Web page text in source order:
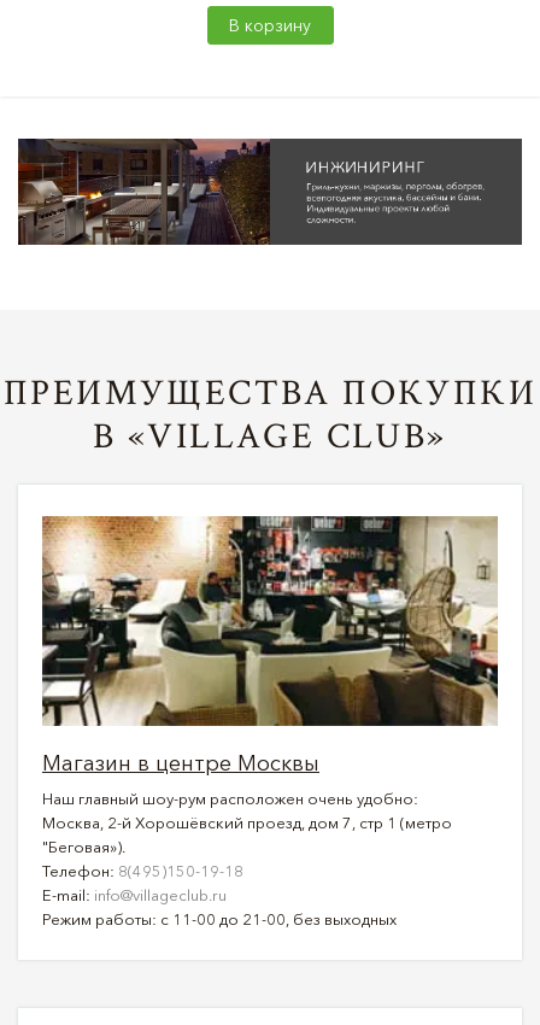
В корзину
ПРЕИМУЩЕСТВА ПОКУПКИ
В «VILLAGE CLUB»
Магазин в центре Москвы
Наш главный шоу-рум расположен очень удобно:
Москва, 2-й Хорошёвский проезд, дом 7, стр 1 (метро
"Беговая»).
Телефон: 8(495)150-19-18
E-mail: info@villageclub.ru
Режим работы: с 11-00 до 21-00, без выходных